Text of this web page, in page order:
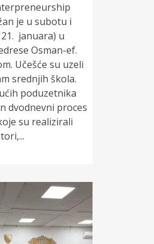
je u subotu i
januara) u
Osman-ef.
Učešće su uzeli
srednjih škola.
poduzetnika
dvodnevni proces
su realizirali